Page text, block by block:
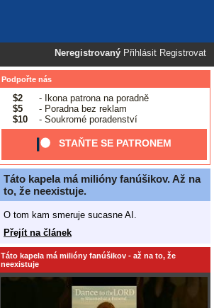
Neregistrovaný Přihlásit Registrovat
Podpořte nás
$2
- Ikona patrona na poradně
$5
- Poradna bez reklam
$10
- Soukromé poradenství
STAŇTE SE PATRONEM
Táto kapela má milióny fanúšikov. Až na
to, že neexistuje.
O tom kam smeruje sucasne AI.
Přejít na článek
Táto kapela má milióny fanúšikov - až na to, že
neexistuje